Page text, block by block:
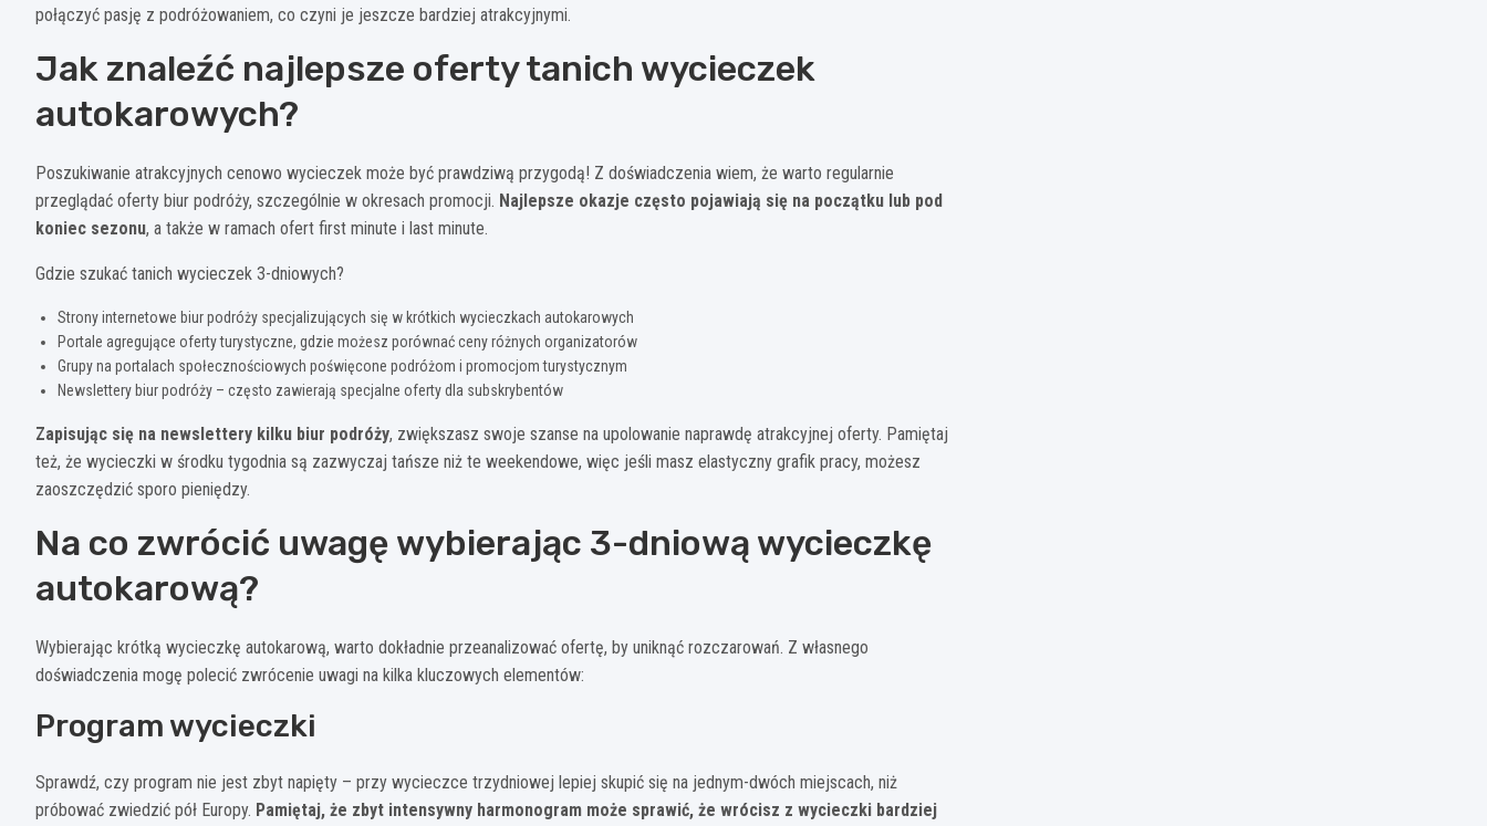
połączyć pasję z podróżowaniem, co czyni je jeszcze bardziej atrakcyjnymi.
Jak znaleźć najlepsze oferty tanich wycieczek
autokarowych?
Poszukiwanie atrakcyjnych cenowo wycieczek może być prawdziwą przygodą! Z doświadczenia wiem, że warto regularnie
przeglądać oferty biur podróży, szczególnie w okresach promocji. Najlepsze okazje często pojawiają się na początku lub pod
koniec sezonu, a także w ramach ofert first minute i last minute.
Gdzie szukać tanich wycieczek 3-dniowych?
Strony internetowe biur podróży specjalizujących się w krótkich wycieczkach autokarowych
Portale agregujące oferty turystyczne, gdzie możesz porównać ceny różnych organizatorów
Grupy na portalach społecznościowych poświęcone podróżom i promocjom turystycznym
Newslettery biur podróży – często zawierają specjalne oferty dla subskrybentów
Zapisując się na newslettery kilku biur podróży, zwiększasz swoje szanse na upolowanie naprawdę atrakcyjnej oferty. Pamiętaj
też, że wycieczki w środku tygodnia są zazwyczaj tańsze niż te weekendowe, więc jeśli masz elastyczny grafik pracy, możesz
zaoszczędzić sporo pieniędzy.
Na co zwrócić uwagę wybierając 3-dniową wycieczkę
autokarową?
Wybierając krótką wycieczkę autokarową, warto dokładnie przeanalizować ofertę, by uniknąć rozczarowań. Z własnego
doświadczenia mogę polecić zwrócenie uwagi na kilka kluczowych elementów:
Program wycieczki
Sprawdź, czy program nie jest zbyt napięty – przy wycieczce trzydniowej lepiej skupić się na jednym-dwóch miejscach, niż
próbować zwiedzić pół Europy. Pamiętaj, że zbyt intensywny harmonogram może sprawić, że wrócisz z wycieczki bardziej